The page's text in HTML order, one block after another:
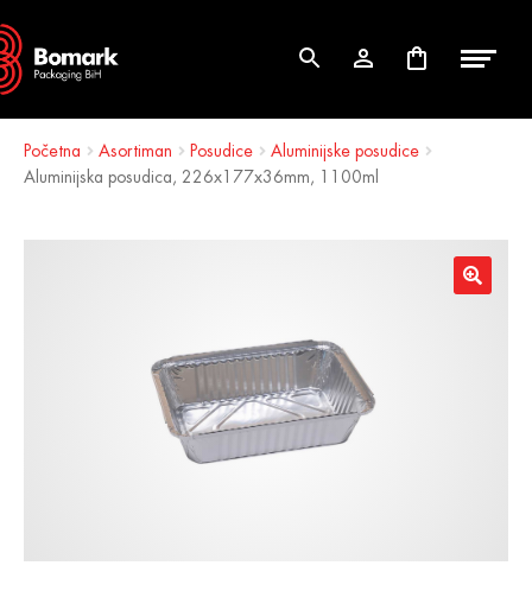
Skip
to
navigation
Skip
to
content
Početna Asortiman Posudice
Aluminijske posudice
Aluminijska posudica, 226x177x36mm, 1100ml